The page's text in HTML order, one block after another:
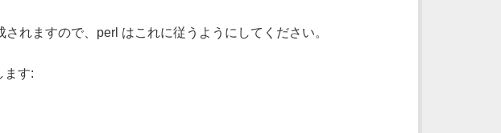
れますので、perl はこれに従うようにしてください。
ます: